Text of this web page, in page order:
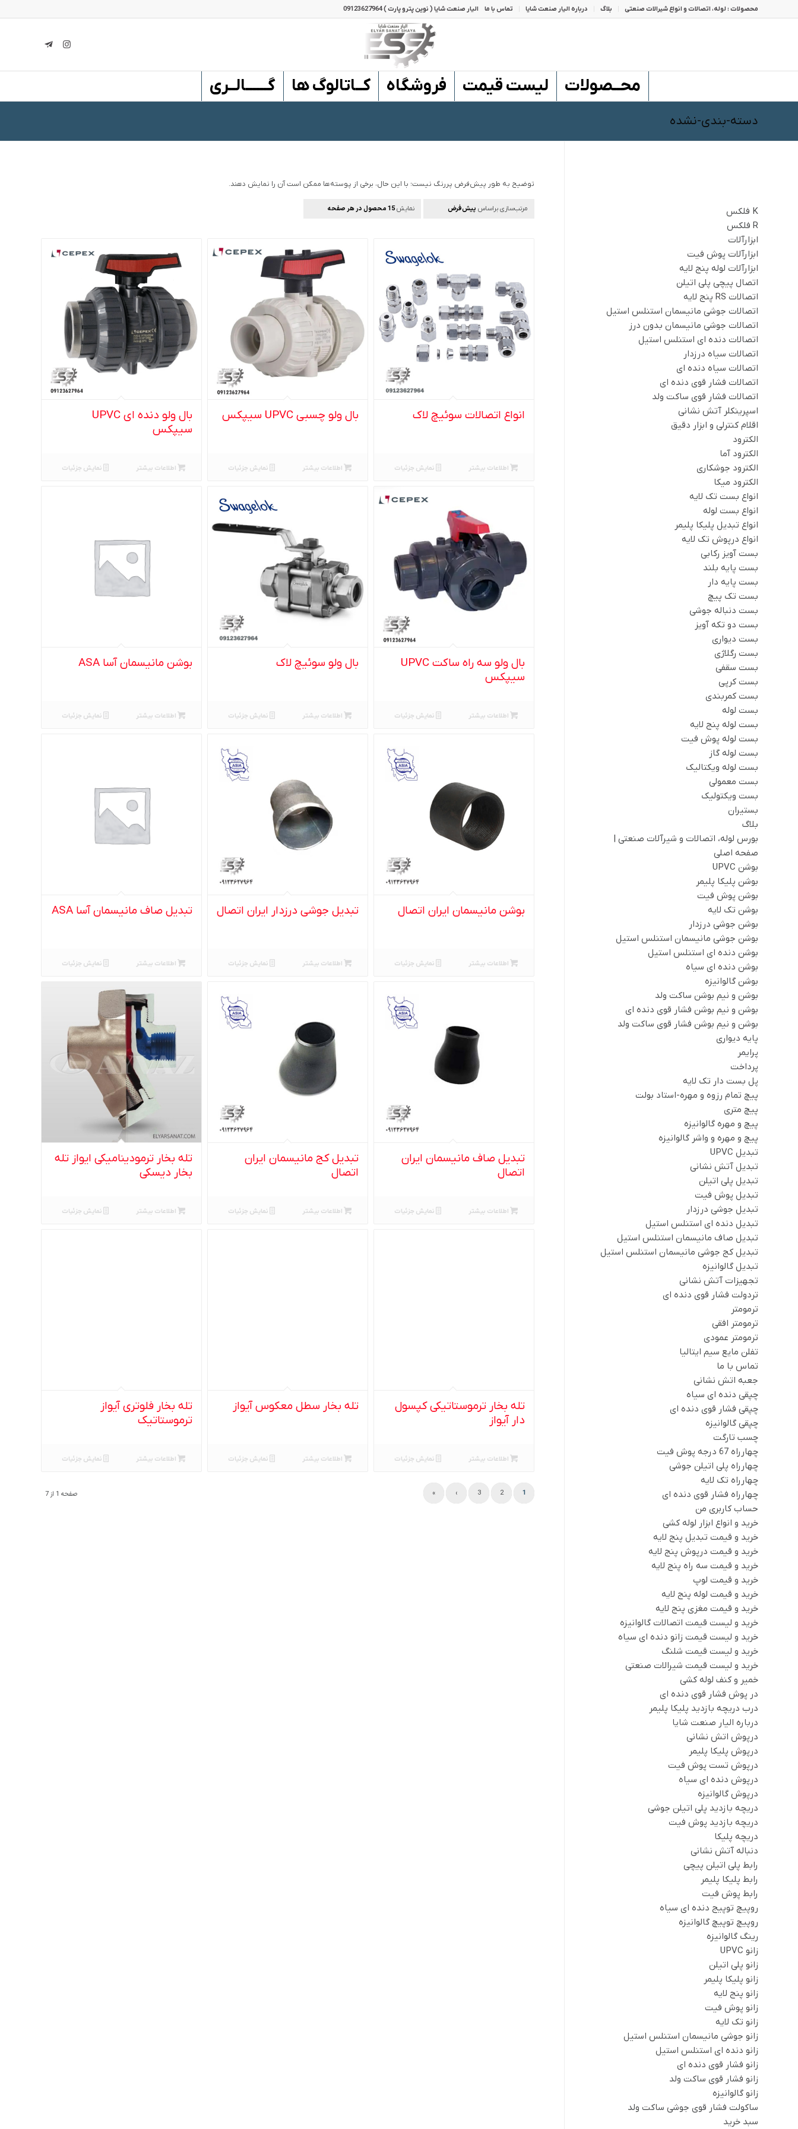
محصولات : لوله، اتصالات و انواع شیرالات صنعتی بلاگ درباره الیار صنعت شایا تماس با ما الیار صنعت شایا ( نوین پترو پارت ) 09123627964
محــصولات لیست قیمت فروشگاه کــاتالوگ ها گــــــالــری
دسته-بندی-نشده
توضیح به طور پیش‌فرض پررنگ نیست؛ با این حال، برخی از پوسته‌ها ممکن است آن را نمایش دهند.
مرتب‌سازی براساس پیش‌فرض نمایش15 محصول در هر صفحه
انواع اتصالات سوئیچ لاک
اطلاعات بیشتر نمایش جزئیات
بال ولو چسبی UPVC سیپکس
اطلاعات بیشتر نمایش جزئیات
بال ولو دنده ای UPVC
سیپکس
اطلاعات بیشتر نمایش جزئیات
بال ولو سه راه ساکت UPVC
سیپکس
اطلاعات بیشتر نمایش جزئیات
بال ولو سوئیچ لاک
اطلاعات بیشتر نمایش جزئیات
بوشن مانیسمان آسا ASA
اطلاعات بیشتر نمایش جزئیات
بوشن مانیسمان ایران اتصال
اطلاعات بیشتر نمایش جزئیات
تبدیل جوشی درزدار ایران اتصال
اطلاعات بیشتر نمایش جزئیات
تبدیل صاف مانیسمان آسا ASA
اطلاعات بیشتر نمایش جزئیات
تبدیل صاف مانیسمان ایران
اتصال
اطلاعات بیشتر نمایش جزئیات
تبدیل کج مانیسمان ایران
اتصال
اطلاعات بیشتر نمایش جزئیات
تله بخار ترمودینامیکی ایواز تله
بخار دیسکی
اطلاعات بیشتر نمایش جزئیات
تله بخار ترموستاتیکی کپسول
دار آیواز
اطلاعات بیشتر نمایش جزئیات
تله بخار سطل معکوس آیواز
اطلاعات بیشتر نمایش جزئیات
تله بخار فلوتری آیواز
ترموستاتیک
اطلاعات بیشتر نمایش جزئیات
صفحه 1 از 7 1
2
3
›
»
K فلکس
R فلکس
ابزارآلات
ابزارآلات پوش فیت
ابزارآلات لوله پنج لایه
اتصال پیچی پلی اتیلن
اتصالات RS پنج لایه
اتصالات جوشی مانیسمان استنلس استیل
اتصالات جوشی مانیسمان بدون درز
اتصالات دنده ای استنلس استیل
اتصالات سیاه درزدار
اتصالات سیاه دنده ای
اتصالات فشار قوی دنده ای
اتصالات فشار قوی ساکت ولد
اسپرینکلر آتش نشانی
اقلام کنترلی و ابزار دقیق
الکترود
الکترود آما
الکترود جوشکاری
الکترود میکا
انواع بست تک لایه
انواع بست لوله
انواع تبدیل پلیکا پلیمر
انواع درپوش تک لایه
بست آویز رکابی
بست پایه بلند
بست پایه دار
بست تک پیچ
بست دنباله جوشی
بست دو تکه آویز
بست دیواری
بست رگلاژی
بست سقفی
بست کرپی
بست کمربندی
بست لوله
بست لوله پنج لایه
بست لوله پوش فیت
بست لوله گاز
بست لوله ویکتالیک
بست معمولی
بست ویکتولیک
بستیران
بلاگ
بورس لوله، اتصالات و شیرآلات صنعتی |
صفحه اصلی
بوشن UPVC
بوشن پلیکا پلیمر
بوشن پوش فیت
بوشن تک لایه
بوشن جوشی درزدار
بوشن جوشی مانیسمان استنلس استیل
بوشن دنده ای استنلس استیل
بوشن دنده ای سیاه
بوشن گالوانیزه
بوشن و نیم بوشن ساکت ولد
بوشن و نیم بوشن فشار قوی دنده ای
بوشن و نیم بوشن فشار قوی ساکت ولد
پایه دیواری
پرایمر
پرداخت
پل بست دار تک لایه
پیچ تمام رزوه و مهره-استاد بولت
پیچ متری
پیچ و مهره گالوانیزه
پیچ و مهره و واشر گالوانیزه
تبدیل UPVC
تبدیل آتش نشانی
تبدیل پلی اتیلن
تبدیل پوش فیت
تبدیل جوشی درزدار
تبدیل دنده ای استنلس استیل
تبدیل صاف مانیسمان استنلس استیل
تبدیل کج جوشی مانیسمان استنلس استیل
تبدیل گالوانیزه
تجهیزات آتش نشانی
تردولت فشار قوی دنده ای
ترمومتر
ترمومتر افقی
ترمومتر عمودی
تفلن مایع سیم ایتالیا
تماس با ما
جعبه اتش نشانی
چپقی دنده ای سیاه
چپقی فشار قوی دنده ای
چپقی گالوانیزه
چسب تارگت
چهارراه 67 درجه پوش فیت
چهارراه پلی اتیلن جوشی
چهارراه تک لایه
چهارراه فشار قوی دنده ای
حساب کاربری من
خرید و انواع ابزار لوله کشی
خرید و قیمت تبدیل پنج لایه
خرید و قیمت درپوش پنج لایه
خرید و قیمت سه راه پنج لایه
خرید و قیمت لوپ
خرید و قیمت لوله پنج لایه
خرید و قیمت مغزی پنج لایه
خرید و لیست قیمت اتصالات گالوانیزه
خرید و لیست قیمت زانو دنده ای سیاه
خرید و لیست قیمت شلنگ
خرید و لیست قیمت شیرالات صنعتی
خمیر و کنف لوله کشی
در پوش فشار قوی دنده ای
درب دریچه بازدید پلیکا پلیمر
درباره الیار صنعت شایا
درپوش اتش نشانی
درپوش پلیکا پلیمر
درپوش تست پوش فیت
درپوش دنده ای سیاه
درپوش گالوانیزه
دریچه بازدید پلی اتیلن جوشی
دریچه بازدید پوش فیت
دریچه پلیکا
دنباله آتش نشانی
رابط پلی اتیلن پیچی
رابط پلیکا پلیمر
رابط پوش فیت
روپیچ توپیج دنده ای سیاه
روپیچ توپیچ گالوانیزه
رینگ گالوانیزه
زانو UPVC
زانو پلی اتیلن
زانو پلیکا پلیمر
زانو پنج لایه
زانو پوش فیت
زانو تک لایه
زانو جوشی مانیسمان استنلس استیل
زانو دنده ای استنلس استیل
زانو فشار قوی دنده ای
زانو فشار قوی ساکت ولد
زانو گالوانیزه
ساکولت فشار قوی جوشی ساکت ولد
سبد خرید